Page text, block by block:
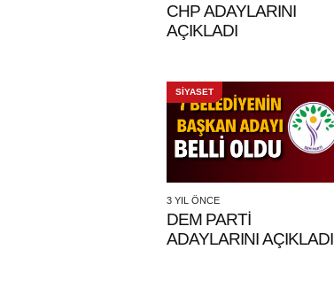
CHP ADAYLARINI
AÇIKLADI
SİYASET
3 YIL ÖNCE
DEM PARTİ
ADAYLARINI AÇIKLADI